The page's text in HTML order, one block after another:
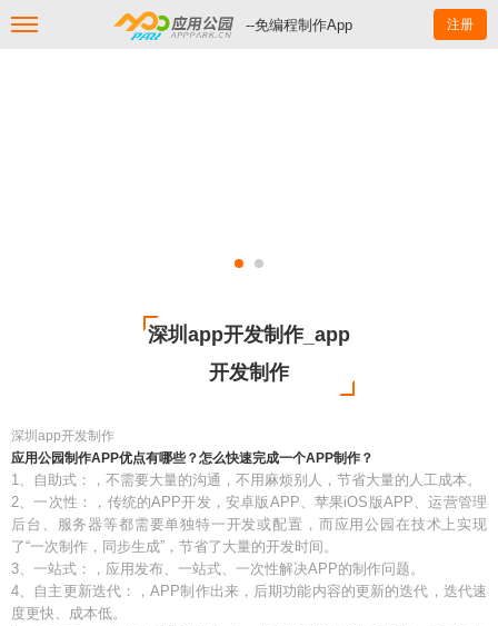
--免编程制作App 注册
深圳app开发制作_app
开发制作
深圳app开发制作
应用公园制作APP优点有哪些？怎么快速完成一个APP制作？
1、自助式：，不需要大量的沟通，不用麻烦别人，节省大量的人工成本。
2、一次性：，传统的APP开发，安卓版APP、苹果iOS版APP、运营管理
后台、服务器等都需要单独特一开发或配置，而应用公园在技术上实现
了“一次制作，同步生成”，节省了大量的开发时间。
3、一站式：，应用发布、一站式、一次性解决APP的制作问题。
4、自主更新迭代：，APP制作出来，后期功能内容的更新的迭代，迭代速
度更快、成本低。